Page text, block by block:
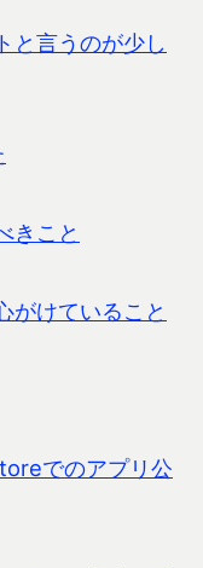
と言うのが少し
きこと
がけていること
でのアプリ公